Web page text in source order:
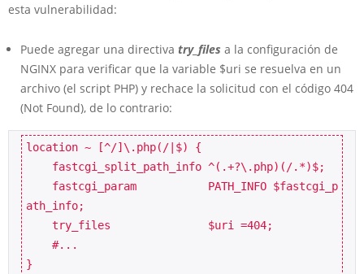
esta vulnerabilidad:
Puede agregar una directiva try_files a la configuración de
NGINX para verificar que la variable $uri se resuelva en un
archivo (el script PHP) y rechace la solicitud con el código 404
(Not Found), de lo contrario:
location ~ [^/]\.php(/|$) {
ath_info;
}